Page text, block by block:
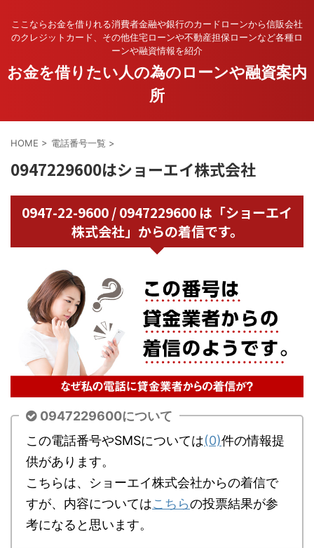
ここならお金を借りれる消費者金融や銀行のカードローンから信販会社
のクレジットカード、その他住宅ローンや不動産担保ローンなど各種ロ
ーンや融資情報を紹介
お金を借りたい人の為のローンや融資案内
所
HOME > 電話番号一覧 >
0947229600はショーエイ株式会社
0947-22-9600 / 0947229600 は「ショーエイ
株式会社」からの着信です。
0947229600について
この電話番号やSMSについては(0)件の情報提
供があります。
こちらは、ショーエイ株式会社からの着信で
すが、内容についてはこちらの投票結果が参
考になると思います。